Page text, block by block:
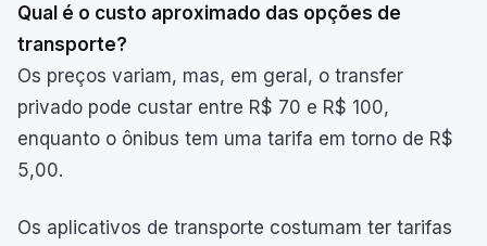
Qual é o custo aproximado das opções de
transporte?
Os preços variam, mas, em geral, o transfer
privado pode custar entre R$ 70 e R$ 100,
enquanto o ônibus tem uma tarifa em torno de R$
5,00.
Os aplicativos de transporte costumam ter tarifas